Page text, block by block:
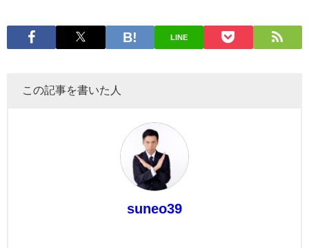
LINE
この記事を書いた人
suneo39